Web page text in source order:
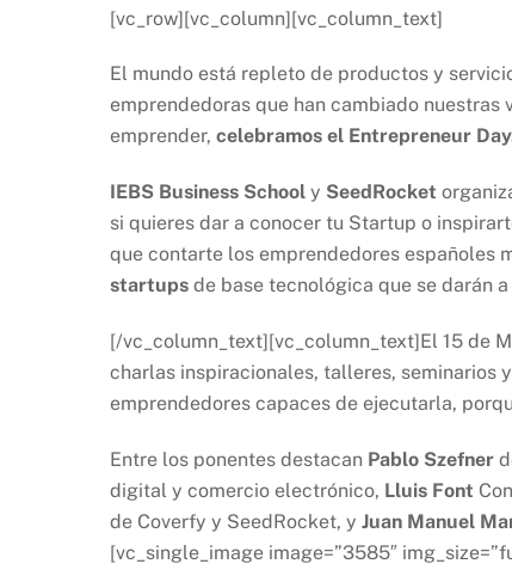
[vc_row][vc_column][vc_column_text]
El mundo está repleto de productos y
emprendedoras que han cambiado nuestras
emprender, celebramos el Entrepreneur
IEBS Business School y SeedRocket
si quieres dar a conocer tu Startup o
que contarte los emprendedores españoles
startups de base tecnológica que se darán
[/vc_column_text][vc_column_text]El 15 de
charlas inspiracionales, talleres, seminarios
emprendedores capaces de ejecutarla,
Entre los ponentes destacan Pablo Szefner
digital y comercio electrónico, Lluis Font
de Coverfy y SeedRocket, y Juan Manuel
[vc_single_image image=”3585″